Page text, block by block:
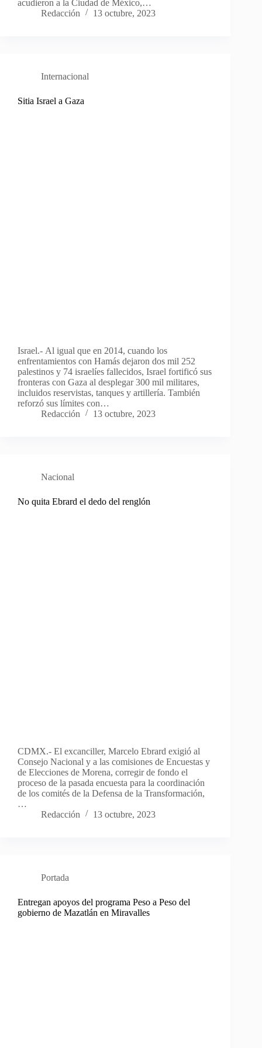
acudieron a la Ciudad de México,…
Redacción
13 octubre, 2023
Internacional
Sitia Israel a Gaza
Israel.- Al igual que en 2014, cuando los
enfrentamientos con Hamás dejaron dos mil 252
palestinos y 74 israelíes fallecidos, Israel fortificó sus
fronteras con Gaza al desplegar 300 mil militares,
incluidos reservistas, tanques y artillería. También
reforzó sus límites con…
Redacción
13 octubre, 2023
Nacional
No quita Ebrard el dedo del renglón
CDMX.- El excanciller, Marcelo Ebrard exigió al
Consejo Nacional y a las comisiones de Encuestas y
de Elecciones de Morena, corregir de fondo el
proceso de la pasada encuesta para la coordinación
de los comités de la Defensa de la Transformación,
…
Redacción
13 octubre, 2023
Portada
Entregan apoyos del programa Peso a Peso del
gobierno de Mazatlán en Miravalles